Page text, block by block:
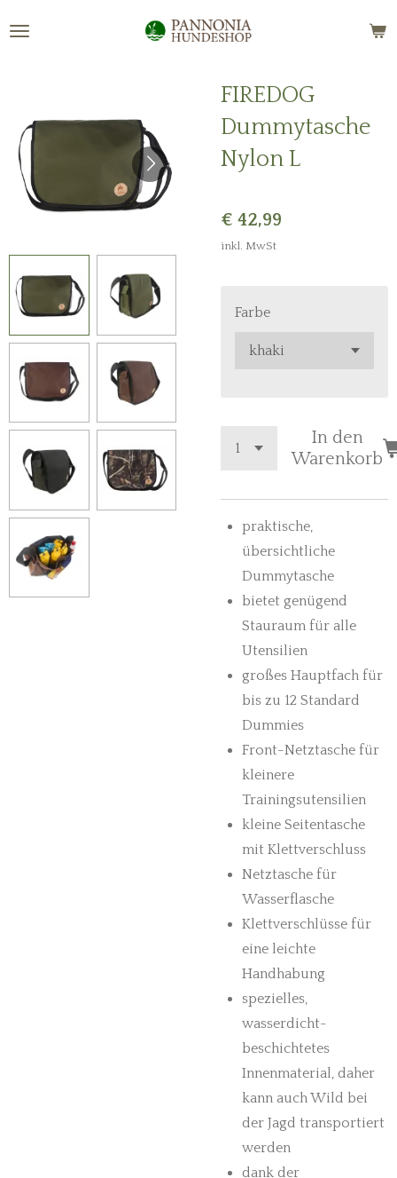
FIREDOG
Dummytasche
Nylon L
€ 42,99
inkl. MwSt
Farbe
In den
Warenkorb
praktische,
übersichtliche
Dummytasche
bietet genügend
Stauraum für alle
Utensilien
großes Hauptfach für
bis zu 12 Standard
Dummies
Front-Netztasche für
kleinere
Trainingsutensilien
kleine Seitentasche
mit Klettverschluss
Netztasche für
Wasserflasche
Klettverschlüsse für
eine leichte
Handhabung
spezielles,
wasserdicht-
beschichtetes
Innenmaterial, daher
kann auch Wild bei
der Jagd transportiert
werden
dank der